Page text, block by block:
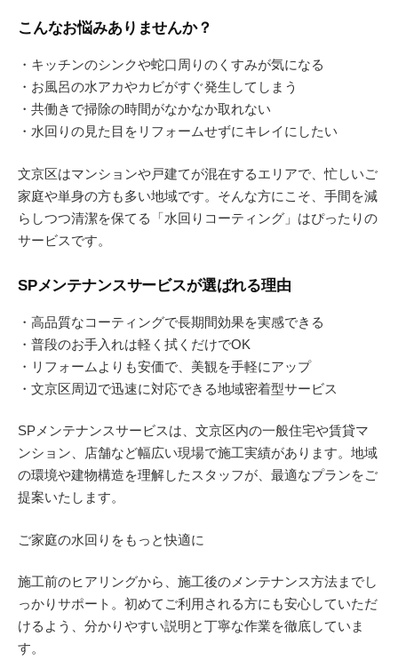
こんなお悩みありませんか？
・キッチンのシンクや蛇口周りのくすみが気になる
・お風呂の水アカやカビがすぐ発生してしまう
・共働きで掃除の時間がなかなか取れない
・水回りの見た目をリフォームせずにキレイにしたい
文京区はマンションや戸建てが混在するエリアで、忙しいご
家庭や単身の方も多い地域です。そんな方にこそ、手間を減
らしつつ清潔を保てる「水回りコーティング」はぴったりの
サービスです。
SPメンテナンスサービスが選ばれる理由
・高品質なコーティングで長期間効果を実感できる
・普段のお手入れは軽く拭くだけでOK
・リフォームよりも安価で、美観を手軽にアップ
・文京区周辺で迅速に対応できる地域密着型サービス
SPメンテナンスサービスは、文京区内の一般住宅や賃貸マ
ンション、店舗など幅広い現場で施工実績があります。地域
の環境や建物構造を理解したスタッフが、最適なプランをご
提案いたします。
ご家庭の水回りをもっと快適に
施工前のヒアリングから、施工後のメンテナンス方法までし
っかりサポート。初めてご利用される方にも安心していただ
けるよう、分かりやすい説明と丁寧な作業を徹底していま
す。